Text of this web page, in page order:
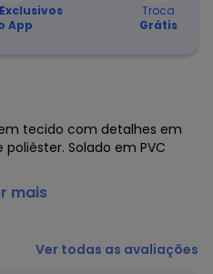
Exclusivos
App
Troca
Grátis
tecido com detalhes em
Solado em PVC
em Tecido
pvc
mais
Ver todas as avaliações